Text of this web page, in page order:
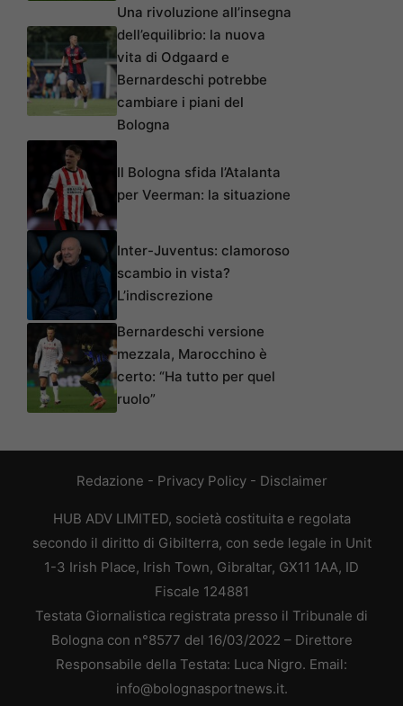
Una rivoluzione all’insegna
dell’equilibrio: la nuova
vita di Odgaard e
Bernardeschi potrebbe
cambiare i piani del
Bologna
Il Bologna sfida l’Atalanta
per Veerman: la situazione
Inter-Juventus: clamoroso
scambio in vista?
L’indiscrezione
Bernardeschi versione
mezzala, Marocchino è
certo: “Ha tutto per quel
ruolo”
Redazione - Privacy Policy- Disclaimer
HUB ADV LIMITED, società costituita e regolata
secondo il diritto di Gibilterra, con sede legale in Unit
1-3 Irish Place, Irish Town, Gibraltar, GX11 1AA, ID
Fiscale 124881
Testata Giornalistica registrata presso il Tribunale di
Bologna con n°8577 del 16/03/2022 – Direttore
Responsabile della Testata: Luca Nigro. Email:
info@bolognasportnews.it.